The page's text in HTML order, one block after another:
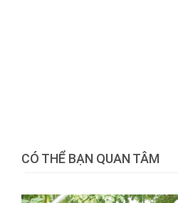
CÓ THỂ BẠN QUAN TÂM